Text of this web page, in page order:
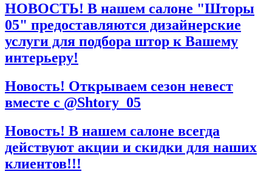
НОВОСТЬ! В нашем салоне "Шторы
05" предоставляются дизайнерские
услуги для подбора штор к Вашему
интерьеру!
Новость! Открываем сезон невест
вместе с @Shtory_05
Новость! В нашем салоне всегда
действуют акции и скидки для наших
клиентов!!!